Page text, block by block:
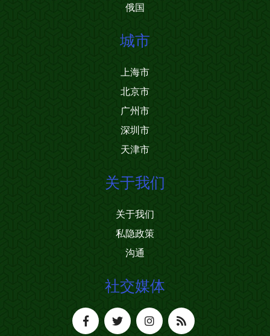
俄国
城市
上海市
北京市
广州市
深圳市
天津市
关于我们
关于我们
私隐政策
沟通
社交媒体